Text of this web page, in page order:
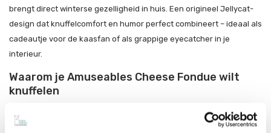
brengt direct winterse gezelligheid in huis. Een origineel Jellycat-
design dat knuffelcomfort en humor perfect combineert – ideaal als
cadeautje voor de kaasfan of als grappige eyecatcher in je
interieur.
Waarom je Amuseables Cheese Fondue wilt
knuffelen